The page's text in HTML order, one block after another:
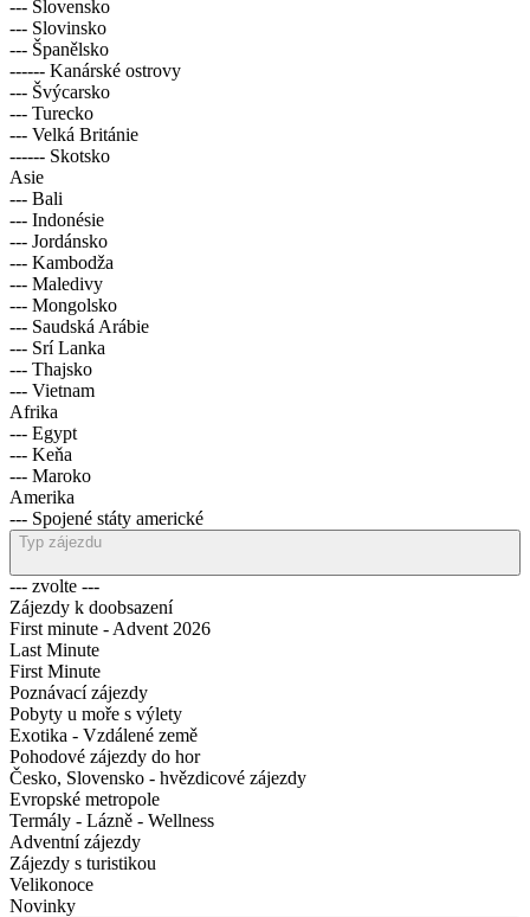
--- Slovensko
--- Slovinsko
--- Španělsko
------ Kanárské ostrovy
--- Švýcarsko
--- Turecko
--- Velká Británie
------ Skotsko
Asie
--- Bali
--- Indonésie
--- Jordánsko
--- Kambodža
--- Maledivy
--- Mongolsko
--- Saudská Arábie
--- Srí Lanka
--- Thajsko
--- Vietnam
Afrika
--- Egypt
--- Keňa
--- Maroko
Amerika
--- Spojené státy americké
Typ zájezdu
--- zvolte ---
Zájezdy k doobsazení
First minute - Advent 2026
Last Minute
First Minute
Poznávací zájezdy
Pobyty u moře s výlety
Exotika - Vzdálené země
Pohodové zájezdy do hor
Česko, Slovensko - hvězdicové zájezdy
Evropské metropole
Termály - Lázně - Wellness
Adventní zájezdy
Zájezdy s turistikou
Velikonoce
Novinky